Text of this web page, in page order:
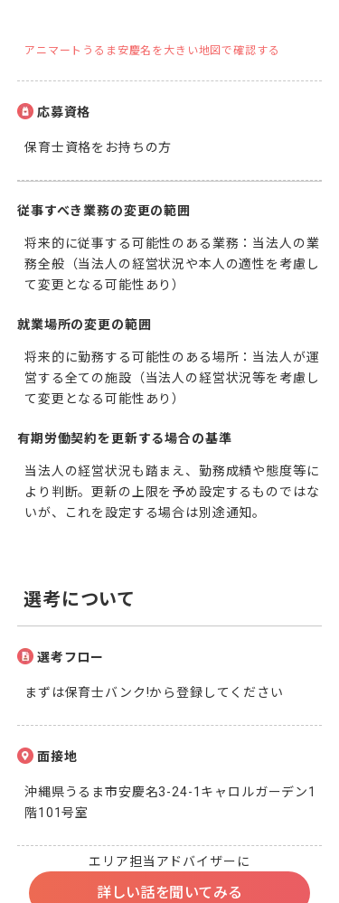
アニマートうるま安慶名を大きい地図で確認する
応募資格
保育士資格をお持ちの方
従事すべき業務の変更の範囲
将来的に従事する可能性のある業務：当法人の業
務全般（当法人の経営状況や本人の適性を考慮し
て変更となる可能性あり）
就業場所の変更の範囲
将来的に勤務する可能性のある場所：当法人が運
営する全ての施設（当法人の経営状況等を考慮し
て変更となる可能性あり）
有期労働契約を更新する場合の基準
当法人の経営状況も踏まえ、勤務成績や態度等に
より判断。更新の上限を予め設定するものではな
いが、これを設定する場合は別途通知。
選考について
選考フロー
まずは保育士バンク!から登録してください
面接地
沖縄県うるま市安慶名3-24-1キャロルガーデン1
階101号室
エリア担当アドバイザーに
詳しい話を聞いてみる